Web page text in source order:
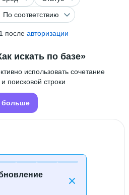
По соответствию
после авторизации
искать по базе»
использовать сочетание
поисковой строки
больше